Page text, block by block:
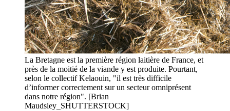
La Bretagne est la première région laitière de France, et
près de la moitié de la viande y est produite. Pourtant,
selon le collectif Kelaouin, "il est très difficile
d’informer correctement sur un secteur omniprésent
dans notre région". [Brian
Maudsley_SHUTTERSTOCK]